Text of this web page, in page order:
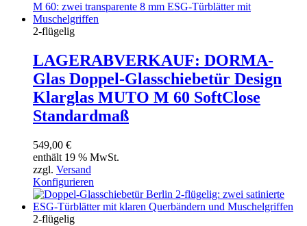
2-flügelig
LAGERABVERKAUF: DORMA-
Glas Doppel-Glasschiebetür Design
Klarglas MUTO M 60 SoftClose
Standardmaß
549,00 €
enthält 19 % MwSt.
zzgl. Versand
Konfigurieren
2-flügelig